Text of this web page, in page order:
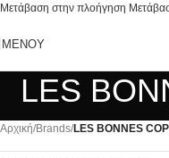
Μετάβαση στην πλοήγηση
ΜΕΝΟΎ
LES
Αρχική/Brands/LES BONNES